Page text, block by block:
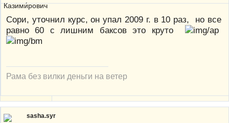
Сори, уточнил курс, он упал 2009 г. в 10 раз, но все
равно 60 с лишним баксов это круто
Рама без вилки деньги на ветер
sasha.syr